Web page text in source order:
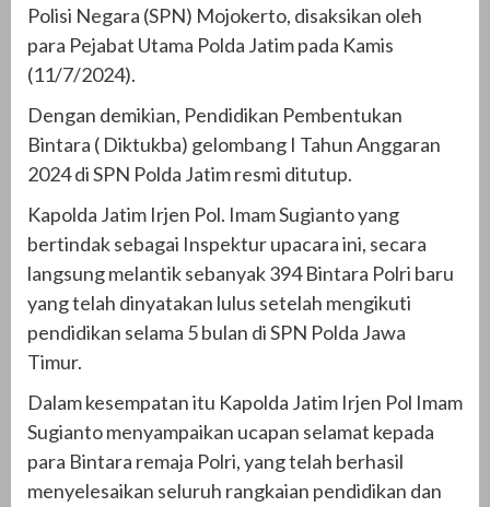
Polisi Negara (SPN) Mojokerto, disaksikan oleh
para Pejabat Utama Polda Jatim pada Kamis
(11/7/2024).
Dengan demikian, Pendidikan Pembentukan
Bintara ( Diktukba) gelombang I Tahun Anggaran
2024 di SPN Polda Jatim resmi ditutup.
Kapolda Jatim Irjen Pol. Imam Sugianto yang
bertindak sebagai Inspektur upacara ini, secara
langsung melantik sebanyak 394 Bintara Polri baru
yang telah dinyatakan lulus setelah mengikuti
pendidikan selama 5 bulan di SPN Polda Jawa
Timur.
Dalam kesempatan itu Kapolda Jatim Irjen Pol Imam
Sugianto menyampaikan ucapan selamat kepada
para Bintara remaja Polri, yang telah berhasil
menyelesaikan seluruh rangkaian pendidikan dan